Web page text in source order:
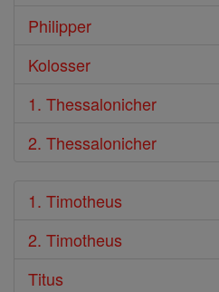
Philipper
Kolosser
1. Thessalonicher
2. Thessalonicher
1. Timotheus
2. Timotheus
Titus